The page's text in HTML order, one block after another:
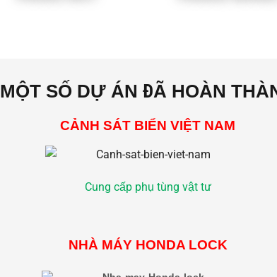
MỘT SỐ DỰ ÁN ĐÃ HOÀN
CẢNH SÁT BIỂN VIỆT NAM
Cung cấp phụ tùng vật tư
NHÀ MÁY HONDA LOCK